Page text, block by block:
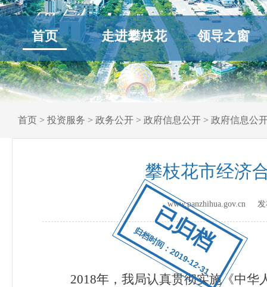
已归档
归档时间：2019-12-31
首页 走进攀枝花 领导之窗
首页 > 投资服务 > 政务公开 > 政府信息公开 > 政府信息公
攀枝花市经济
www.panzhihua.gov.cn
2018年，我局认真贯彻实施《中华